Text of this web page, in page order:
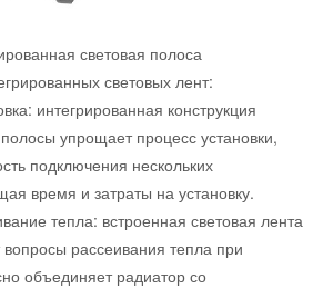
световая полоса
световых лент:
интегрированная конструкция
упрощает процесс установки,
подключения нескольких
время и затраты на установку.
тепла: встроенная световая лента
рассеивания тепла при
объединяет радиатор со